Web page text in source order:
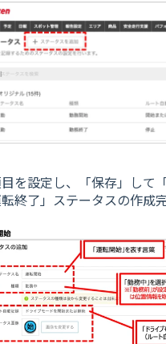
を設定し、「保存」して
転終了」ステータスの作成